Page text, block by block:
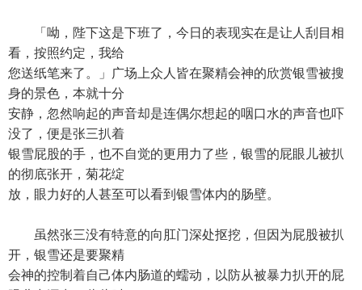
「呦，陛下这是下班了，今日的表现实在是让人刮目相
看，按照约定，我给
您送纸笔来了。」广场上众人皆在聚精会神的欣赏银雪被搜
身的景色，本就十分
安静，忽然响起的声音却是连偶尔想起的咽口水的声音也吓
没了，便是张三扒着
银雪屁股的手，也不自觉的更用力了些，银雪的屁眼儿被扒
的彻底张开，菊花绽
放，眼力好的人甚至可以看到银雪体内的肠壁。
虽然张三没有特意的向肛门深处抠挖，但因为屁股被扒
开，银雪还是要聚精
会神的控制着自己体内肠道的蠕动，以防从被暴力扒开的屁